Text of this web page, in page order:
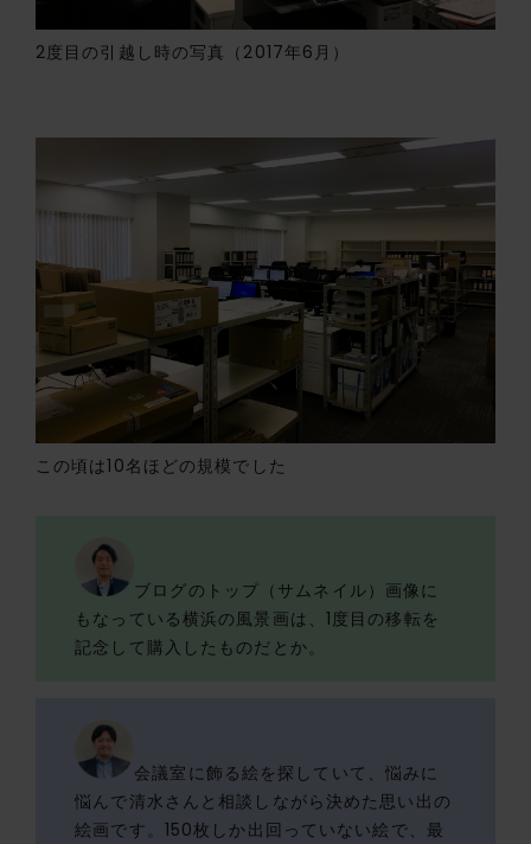
2度目の引越し時の写真（2017年6月）
この頃は10名ほどの規模でした
ブログのトップ（サムネイル）画像に
もなっている横浜の風景画は、1度目の移転を
記念して購入したものだとか。
会議室に飾る絵を探していて、悩みに
悩んで清水さんと相談しながら決めた思い出の
絵画です。150枚しか出回っていない絵で、最